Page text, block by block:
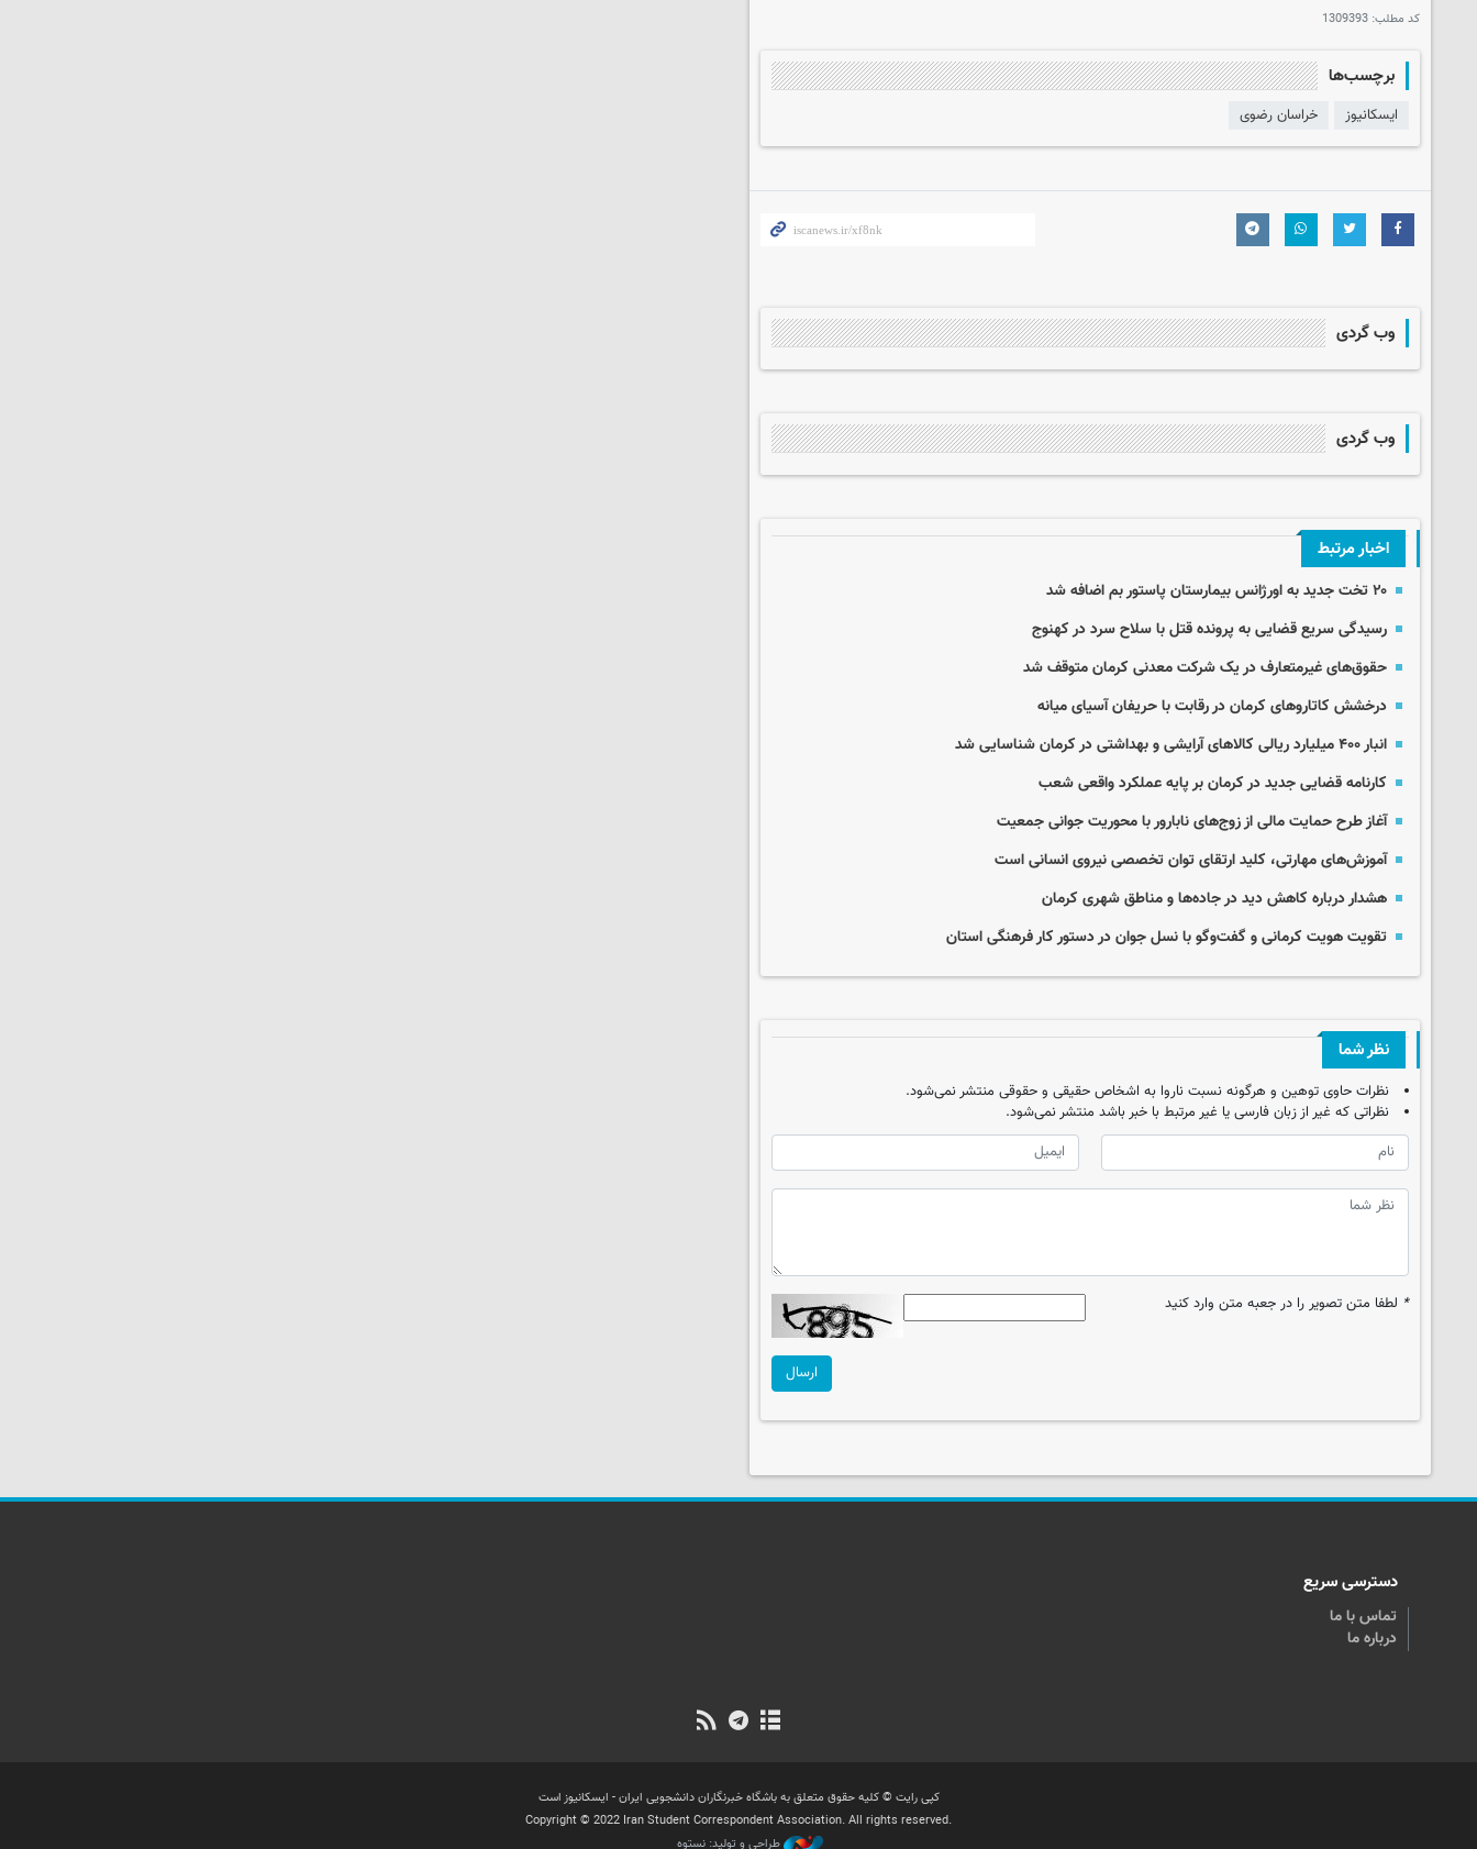
کد مطلب: 1309393
برچسب‌ها
ایسکانیوز خراسان رضوی
وب گردی
وب گردی
اخبار مرتبط
۲۰ تخت جدید به اورژانس بیمارستان پاستور بم اضافه شد
رسیدگی سریع قضایی به پرونده قتل با سلاح سرد در کهنوج
حقوق‌های غیرمتعارف در یک شرکت معدنی کرمان متوقف شد
درخشش کاتاروهای کرمان در رقابت با حریفان آسیای میانه
انبار ۴۰۰ میلیارد ریالی کالاهای آرایشی و بهداشتی در کرمان شناسایی شد
کارنامه قضایی جدید در کرمان بر پایه عملکرد واقعی شعب
آغاز طرح حمایت مالی از زوج‌های نابارور با محوریت جوانی جمعیت
آموزش‌های مهارتی، کلید ارتقای توان تخصصی نیروی انسانی است
هشدار درباره کاهش دید در جاده‌ها و مناطق شهری کرمان
تقویت هویت کرمانی و گفت‌وگو با نسل جوان در دستور کار فرهنگی استان
نظر شما
نظرات حاوی توهین و هرگونه نسبت ناروا به اشخاص حقیقی و حقوقی منتشر نمی‌شود.
نظراتی که غیر از زبان فارسی یا غیر مرتبط با خبر باشد منتشر نمی‌شود.
* لطفا متن تصویر را در جعبه متن وارد کنید
ارسال
دسترسی سریع
تماس با ما
درباره ما
کپی رایت © کلیه حقوق متعلق به باشگاه خبرنگاران دانشجویی ایران - ایسکانیوز است
Copyright © 2022 Iran Student Correspondent Association. All rights reserved.
طراحی و تولید: نستوه